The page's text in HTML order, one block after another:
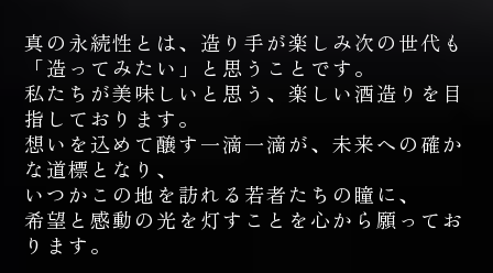
真の永続性とは、造り手が楽しみ次の世代も
「造ってみたい」と思うことです。
私たちが美味しいと思う、楽しい酒造りを目
指しております。
想いを込めて醸す一滴一滴が、未来への確か
な道標となり、
いつかこの地を訪れる若者たちの瞳に、
希望と感動の光を灯すことを心から願ってお
ります。